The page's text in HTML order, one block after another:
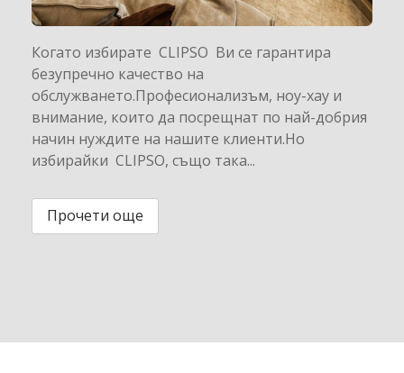
Когато избирате CLIPSO Ви се гарантира
безупречно качество на
обслужването.Професионализъм, ноу-хау и
внимание, които да посрещнат по най-добрия
начин нуждите на нашите клиенти.Но
избирайки CLIPSO, също така...
Прочети още